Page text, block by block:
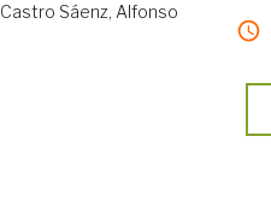
Castro Sáenz, Alfonso